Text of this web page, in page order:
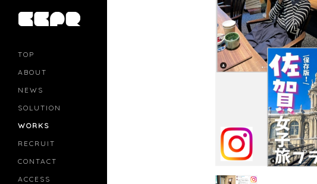
TOP
ABOUT
NEWS
SOLUTION
WORKS
RECRUIT
CONTACT
ACCESS
MOVIE MARKETING
INFLUENCERS MARKETING